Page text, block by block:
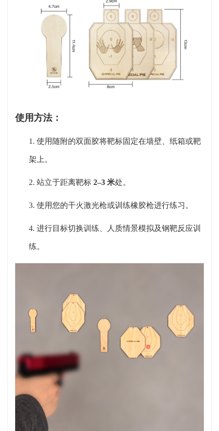
使用方法：
1. 使用随附的双面胶将靶标固定在墙壁、纸箱或靶
架上。
2. 站立于距离靶标 2–3 米处。
3. 使用您的干火激光枪或训练橡胶枪进行练习。
4. 进行目标切换训练、人质情景模拟及钢靶反应训
练。